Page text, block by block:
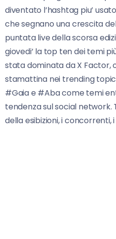
diventato l’hashtag piu’
che segnano una crescita
puntata live della scorsa
giovedi’ la top ten dei temi
stata dominata da X Factor,
stamattina nei trending
#Gaia e #Aba come temi
tendenza sul social
della esibizioni, i concorrenti,